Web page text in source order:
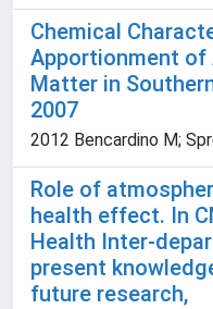
Chemical
Apportionment of
Matter in
2007
2012 Bencardino M;
Role of
health effect. In
Health Inter-
present
future research,